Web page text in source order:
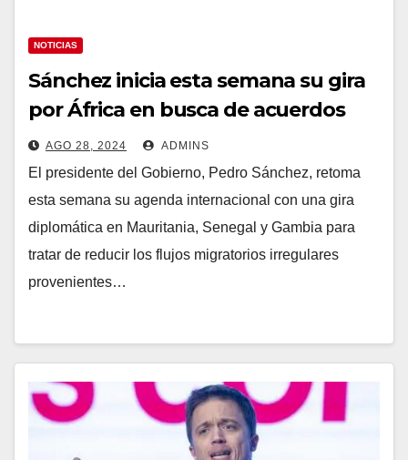
NOTICIAS
Sánchez inicia esta semana su gira
por África en busca de acuerdos
para reducir la inmigración irregular
AGO 28, 2024 ADMINS
El presidente del Gobierno, Pedro Sánchez, retoma
esta semana su agenda internacional con una gira
diplomática en Mauritania, Senegal y Gambia para
tratar de reducir los flujos migratorios irregulares
provenientes…